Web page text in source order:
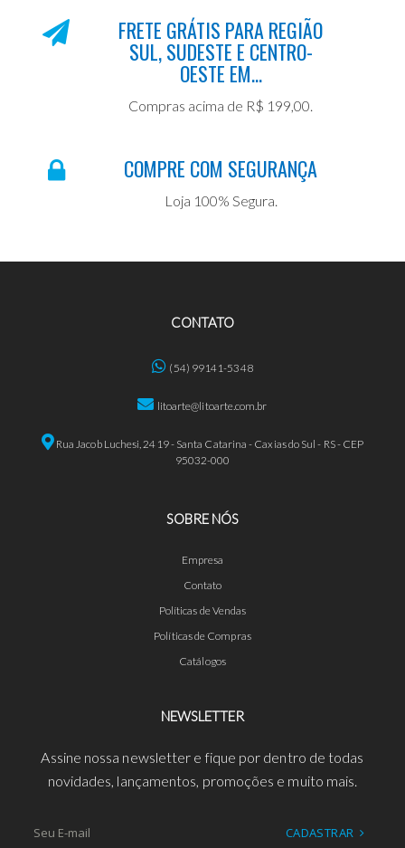
FRETE GRÁTIS PARA REGIÃO
SUL, SUDESTE E CENTRO-
OESTE EM...
Compras acima de R$ 199,00.
COMPRE COM SEGURANÇA
Loja 100% Segura.
CONTATO
(54) 99141-5348
litoarte@litoarte.com.br
Rua Jacob Luchesi, 2419 - Santa Catarina - Caxias do Sul - RS - CEP
95032-000
SOBRE NÓS
Empresa
Contato
Políticas de Vendas
Políticas de Compras
Catálogos
NEWSLETTER
Assine nossa newsletter e fique por dentro de todas
novidades, lançamentos, promoções e muito mais.
CADASTRAR